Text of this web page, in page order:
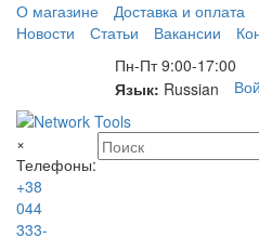
О магазине Доставка и оплата
Новости
Статьи Вакансии
Пн-Пт 9:00-17:00
Язык: Russian
×
Телефоны:
+38
044
333-